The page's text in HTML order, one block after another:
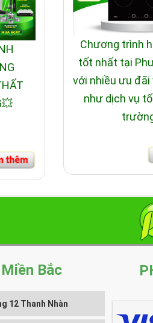
Chương trình
tốt nhất tại
với nhiều ưu đãi
như dịch vụ
Bắc
12 Thanh Nhàn